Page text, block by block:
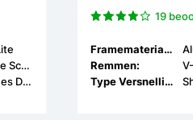
Hydraulische Schijfrem
Shimano Cues Derailleur
19
Framemateriaal:
Remmen:
Type Versnellingen: